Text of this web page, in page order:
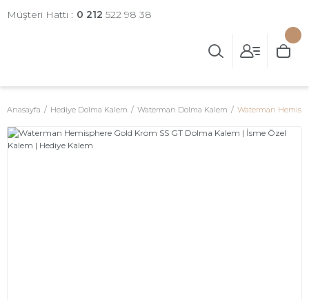
Müşteri Hattı : 0 212 522 98 38
Anasayfa Hediye Dolma Kalem Waterman Dolma Kalem Waterman